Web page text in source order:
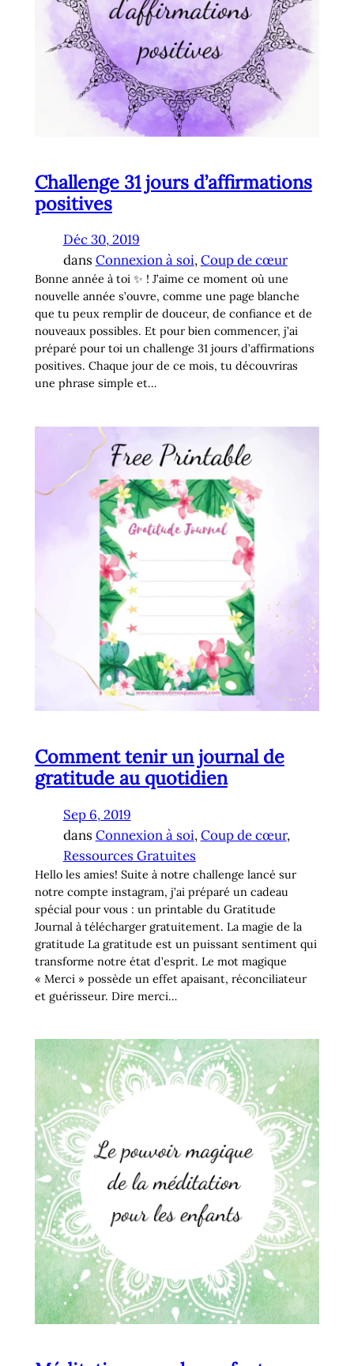
Challenge 31 jours d’affirmations
positives
Déc 30, 2019
dans Connexion à soi, Coup de cœur
Bonne année à toi ✨ ! J’aime ce moment où une
nouvelle année s’ouvre, comme une page blanche
que tu peux remplir de douceur, de confiance et de
nouveaux possibles. Et pour bien commencer, j’ai
préparé pour toi un challenge 31 jours d’affirmations
positives. Chaque jour de ce mois, tu découvriras
une phrase simple et…
Comment tenir un journal de
gratitude au quotidien
Sep 6, 2019
dans Connexion à soi, Coup de cœur,
Ressources Gratuites
Hello les amies! Suite à notre challenge lancé sur
notre compte instagram, j’ai préparé un cadeau
spécial pour vous : un printable du Gratitude
Journal à télécharger gratuitement. La magie de la
gratitude La gratitude est un puissant sentiment qui
transforme notre état d’esprit. Le mot magique
« Merci » possède un effet apaisant, réconciliateur
et guérisseur. Dire merci…